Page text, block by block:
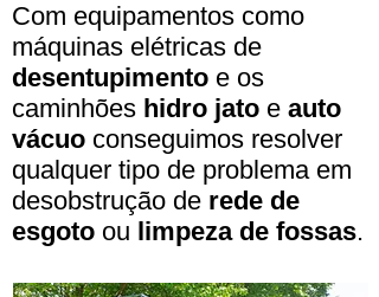
Com equipamentos como
máquinas elétricas de
desentupimento e os
caminhões hidro jato e auto
vácuo conseguimos resolver
qualquer tipo de problema em
desobstrução de rede de
esgoto ou limpeza de fossas.